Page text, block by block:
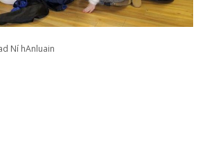
Ní hAnluain